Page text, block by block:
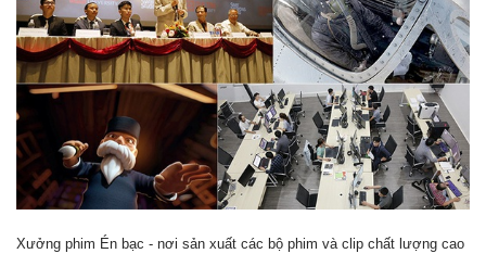
Xưởng phim Én bạc - nơi sản xuất các bộ phim và clip chất lượng cao